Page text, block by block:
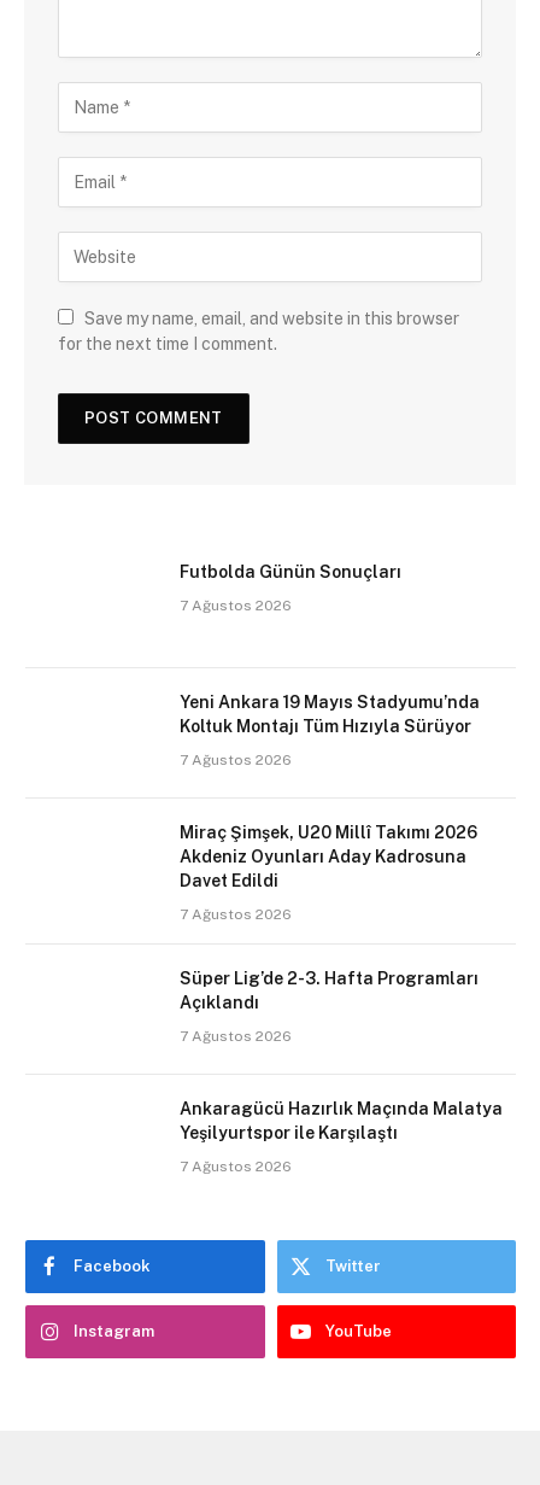
Save my name, email, and website in this browser
for the next time I comment.
Futbolda Günün Sonuçları
7 Ağustos 2026
Yeni Ankara 19 Mayıs Stadyumu’nda
Koltuk Montajı Tüm Hızıyla Sürüyor
7 Ağustos 2026
Miraç Şimşek, U20 Millî Takımı 2026
Akdeniz Oyunları Aday Kadrosuna
Davet Edildi
7 Ağustos 2026
Süper Lig’de 2-3. Hafta Programları
Açıklandı
7 Ağustos 2026
Ankaragücü Hazırlık Maçında Malatya
Yeşilyurtspor ile Karşılaştı
7 Ağustos 2026
Facebook Twitter
Instagram YouTube